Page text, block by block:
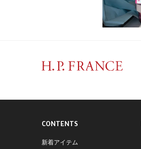
CONTENTS
新着アイテム